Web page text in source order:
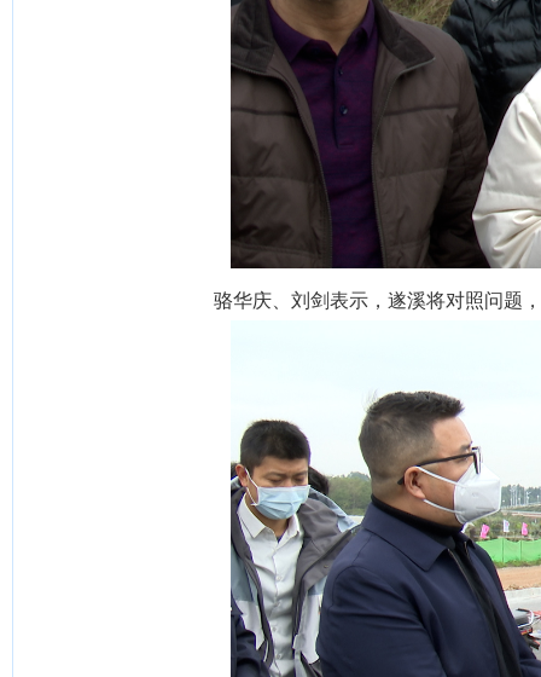
骆华庆、刘剑表示，遂溪将对照问题，